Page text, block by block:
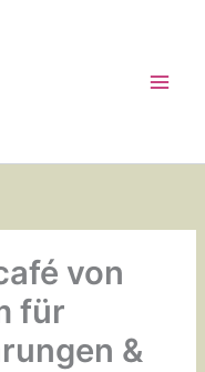
von
für
&